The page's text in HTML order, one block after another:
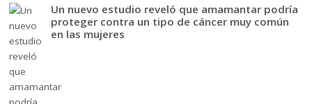
Un nuevo estudio reveló que amamantar podría
proteger contra un tipo de cáncer muy común
en las mujeres